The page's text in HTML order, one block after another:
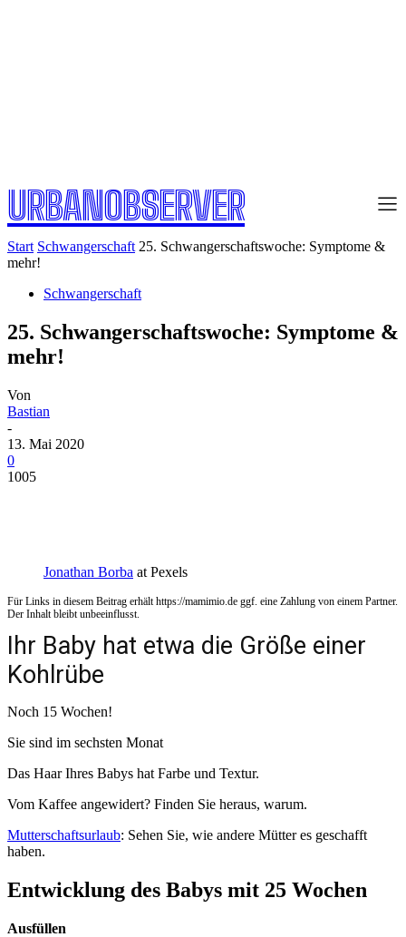
URBANOBSERVER
Start Schwangerschaft 25. Schwangerschaftswoche: Symptome &
mehr!
Schwangerschaft
25. Schwangerschaftswoche: Symptome &
mehr!
Von
Bastian
-
13. Mai 2020
0
1005
Jonathan Borba at Pexels
Für Links in diesem Beitrag erhält https://mamimio.de ggf. eine Zahlung von einem Partner.
Der Inhalt bleibt unbeeinflusst.
Ihr Baby hat etwa die Größe einer
Kohlrübe
Noch 15 Wochen!
Sie sind im sechsten Monat
Das Haar Ihres Babys hat Farbe und Textur.
Vom Kaffee angewidert? Finden Sie heraus, warum.
Mutterschaftsurlaub: Sehen Sie, wie andere Mütter es geschafft
haben.
Entwicklung des Babys mit 25 Wochen
Ausfüllen